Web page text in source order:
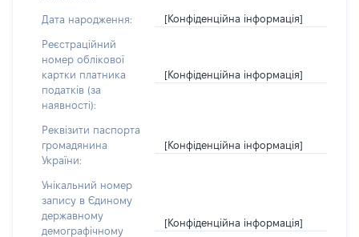
Дата народження: [Конфіденційна інформація]
Реєстраційний
номер облікової
картки платника
податків (за
наявності):
[Конфіденційна інформація]
Реквізити паспорта
громадянина
України:
[Конфіденційна інформація]
Унікальний номер
запису в Єдиному
державному
демографічному
[Конфіденційна інформація]